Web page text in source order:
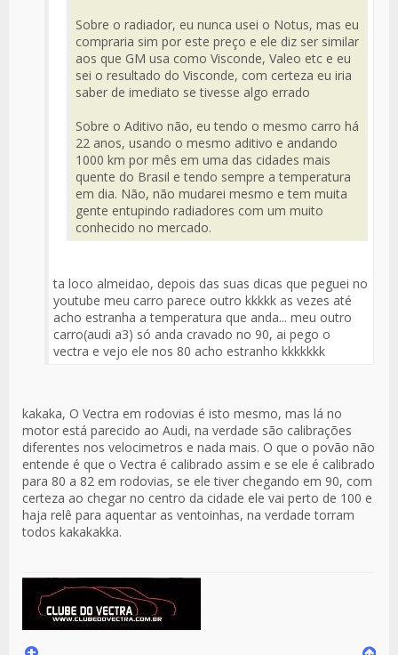
Sobre o radiador, eu nunca usei o Notus, mas eu
compraria sim por este preço e ele diz ser similar
aos que GM usa como Visconde, Valeo etc e eu
sei o resultado do Visconde, com certeza eu iria
saber de imediato se tivesse algo errado
Sobre o Aditivo não, eu tendo o mesmo carro há
22 anos, usando o mesmo aditivo e andando
1000 km por mês em uma das cidades mais
quente do Brasil e tendo sempre a temperatura
em dia. Não, não mudarei mesmo e tem muita
gente entupindo radiadores com um muito
conhecido no mercado.
ta loco almeidao, depois das suas dicas que peguei no
youtube meu carro parece outro kkkkk as vezes até
acho estranha a temperatura que anda... meu outro
carro(audi a3) só anda cravado no 90, ai pego o
vectra e vejo ele nos 80 acho estranho kkkkkkk
kakaka, O Vectra em rodovias é isto mesmo, mas lá no
motor está parecido ao Audi, na verdade são calibrações
diferentes nos velocimetros e nada mais. O que o povão não
entende é que o Vectra é calibrado assim e se ele é calibrado
para 80 a 82 em rodovias, se ele tiver chegando em 90, com
certeza ao chegar no centro da cidade ele vai perto de 100 e
haja relê para aquentar as ventoinhas, na verdade torram
todos kakakakka.